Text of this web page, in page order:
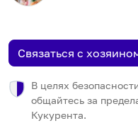
Связаться с
В целях
общайтесь за
Кукурента.